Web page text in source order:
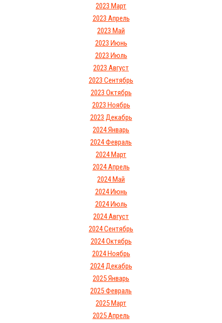
2023 Март
2023 Апрель
2023 Май
2023 Июнь
2023 Июль
2023 Август
2023 Сентябрь
2023 Октябрь
2023 Ноябрь
2023 Декабрь
2024 Январь
2024 Февраль
2024 Март
2024 Апрель
2024 Май
2024 Июнь
2024 Июль
2024 Август
2024 Сентябрь
2024 Октябрь
2024 Ноябрь
2024 Декабрь
2025 Январь
2025 Февраль
2025 Март
2025 Апрель